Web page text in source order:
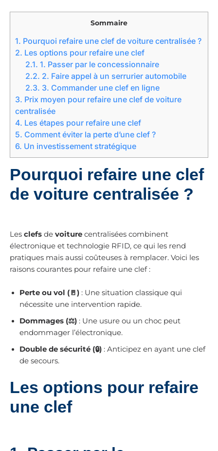
Sommaire
1. Pourquoi refaire une clef de voiture centralisée ?
2. Les options pour refaire une clef
2.1. 1. Passer par le concessionnaire
2.2. 2. Faire appel à un serrurier automobile
2.3. 3. Commander une clef en ligne
3. Prix moyen pour refaire une clef de voiture
centralisée
4. Les étapes pour refaire une clef
5. Comment éviter la perte d’une clef ?
6. Un investissement stratégique
Pourquoi refaire une clef
de voiture centralisée ?
Les clefs de voiture centralisées combinent
électronique et technologie RFID, ce qui les rend
pratiques mais aussi coûteuses à remplacer. Voici les
raisons courantes pour refaire une clef :
Perte ou vol (🚪) : Une situation classique qui
nécessite une intervention rapide.
Dommages (⚖) : Une usure ou un choc peut
endommager l’électronique.
Double de sécurité (🔒) : Anticipez en ayant une clef
de secours.
Les options pour refaire
une clef